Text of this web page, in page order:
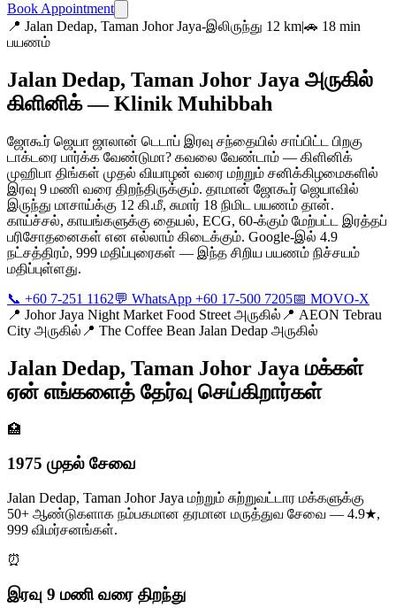
Book Appointment
📍 Jalan Dedap, Taman Johor Jaya-இலிருந்து 12 km|🚗 18 min
பயணம்
Jalan Dedap, Taman Johor Jaya அருகில்
கிளினிக் — Klinik Muhibbah
ஜோகூர் ஜெயா ஜாலான் டெடாப் இரவு சந்தையில் சாப்பிட்ட பிறகு
டாக்டரை பார்க்க வேண்டுமா? கவலை வேண்டாம் — கிளினிக்
முஹிபா திங்கள் முதல் வியாழன் வரை மற்றும் சனிக்கிழமைகளில்
இரவு 9 மணி வரை திறந்திருக்கும். தாமான் ஜோகூர் ஜெயாவில்
இருந்து மாசாய்க்கு 12 கி.மீ, சுமார் 18 நிமிட பயணம் தான்.
காய்ச்சல், காயங்களுக்கு தையல், ECG, 60-க்கும் மேற்பட்ட இரத்தப்
பரிசோதனைகள் என எல்லாம் கிடைக்கும். Google-இல் 4.9
நட்சத்திரம், 999 மதிப்புரைகள் — இந்த சிறிய பயணம் நிச்சயம்
மதிப்புள்ளது.
📞 +60 7-251 1162💬 WhatsApp +60 17-500 7205📅 MOVO-X
📍 Johor Jaya Night Market Food Street அருகில் 📍 AEON Tebrau
City அருகில் 📍 The Coffee Bean Jalan Dedap அருகில்
Jalan Dedap, Taman Johor Jaya மக்கள்
ஏன் எங்களைத் தேர்வு செய்கிறார்கள்
🏥
1975 முதல் சேவை
Jalan Dedap, Taman Johor Jaya மற்றும் சுற்றுவட்டார மக்களுக்கு
50+ ஆண்டுகளாக நம்பகமான தரமான மருத்துவ சேவை — 4.9★,
999 விமர்சனங்கள்.
⏰
இரவு 9 மணி வரை திறந்து